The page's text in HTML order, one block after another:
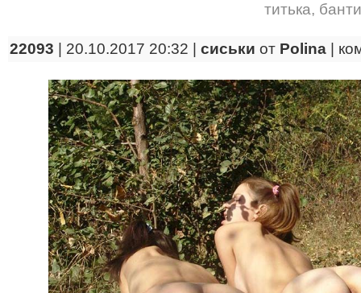
титька,
22093 | 20.10.2017 20:32 | сиськи от Polina